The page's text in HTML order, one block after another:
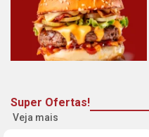
Super Ofertas!
Veja mais